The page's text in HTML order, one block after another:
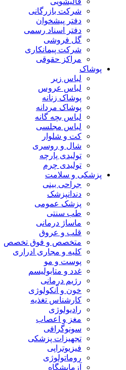
شرکت بازرگانی
دفتر پیشخوان
دفتر اسناد رسمی
گل فروشی
شرکت پیمانکاری
مراکز حقوقی
پوشاک
لباس زیر
لباس عروس
پوشاک زنانه
پوشاک مردانه
لباس بچه گانه
لباس مجلسی
کت و شلوار
شال و روسری
تولیدی پارچه
تولیدی چرم
پزشکی و سلامت
جراحی بینی
دندانپزشک
پزشک عمومی
طب سنتی
ماساژ درمانی
قلب و عروق
متخصص و فوق تخصص
کلیه و مجاری ادراری
پوست و مو
غدد و متابولیسم
رژیم درمانی
خون و آنکولوژی
کارشناس تغذیه
رادیولوژی
مغز و اعصاب
سونوگرافی
تجهیزات پزشکی
فیزیوتراپی
روماتولوژی
آزمایشگاه